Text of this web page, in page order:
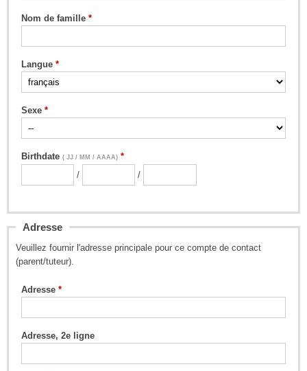
Nom de famille
Langue
Sexe
Birthdate( JJ / MM / AAAA)
/ /
Adresse
Veuillez fournir l'adresse principale pour ce compte de contact
(parent/tuteur).
Adresse
Adresse, 2e ligne